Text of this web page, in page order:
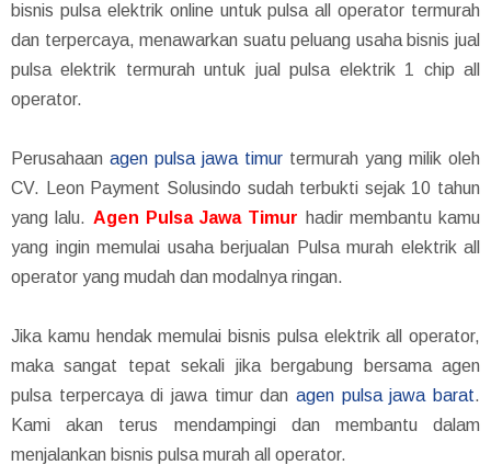
bisnis pulsa elektrik online untuk pulsa all operator termurah
dan terpercaya, menawarkan suatu peluang usaha bisnis jual
pulsa elektrik termurah untuk jual pulsa elektrik 1 chip all
operator.
Perusahaan agen pulsa jawa timur termurah yang milik oleh
CV. Leon Payment Solusindo sudah terbukti sejak 10 tahun
yang lalu. Agen Pulsa Jawa Timur hadir membantu kamu
yang ingin memulai usaha berjualan Pulsa murah elektrik all
operator yang mudah dan modalnya ringan.
Jika kamu hendak memulai bisnis pulsa elektrik all operator,
maka sangat tepat sekali jika bergabung bersama agen
pulsa terpercaya di jawa timur dan agen pulsa jawa barat.
Kami akan terus mendampingi dan membantu dalam
menjalankan bisnis pulsa murah all operator.